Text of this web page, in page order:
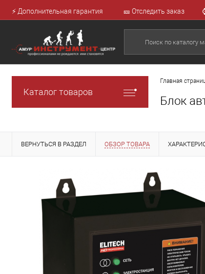
⚡ Дополнительная гарантия 🎫 Отследить заказ
Каталог товаров
Главная
Блок
ВЕРНУТЬСЯ В РАЗДЕЛ ОБЗОР ТОВАРА